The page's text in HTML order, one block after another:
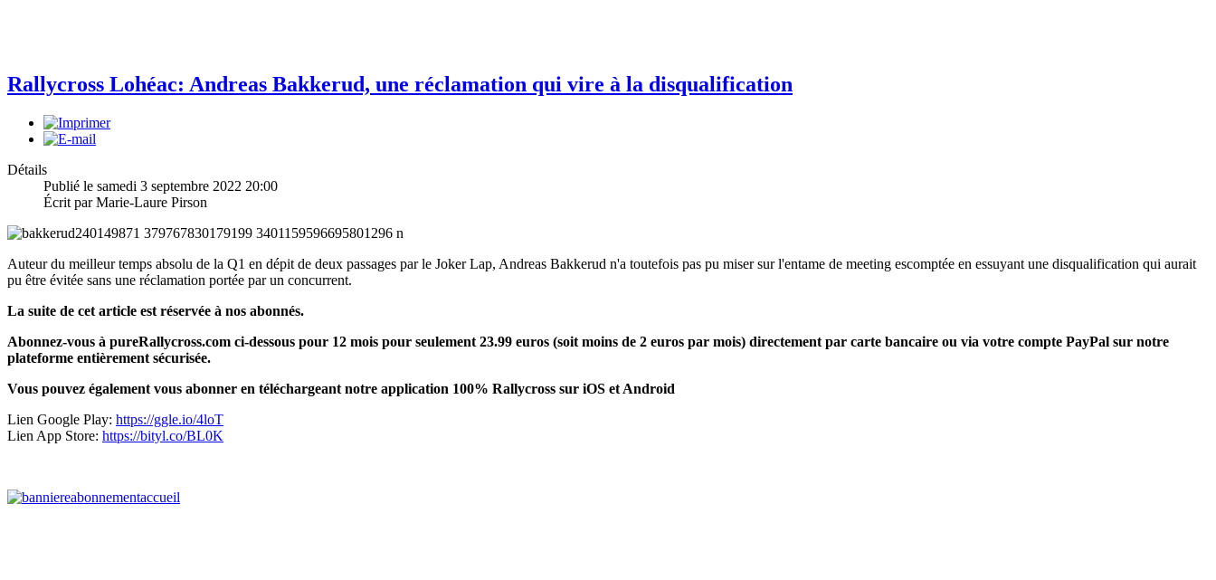
Rallycross Lohéac: Andreas Bakkerud, une réclamation qui vire à la disqualification
Détails
Publié le samedi 3 septembre 2022 20:00
Écrit par Marie-Laure Pirson
Auteur du meilleur temps absolu de la Q1 en dépit de deux passages par le Joker Lap, Andreas Bakkerud n'a toutefois pas pu miser sur l'entame de meeting escomptée en essuyant une disqualification qui aurait
pu être évitée sans une réclamation portée par un concurrent.
La suite de cet article est réservée à nos abonnés.
Abonnez-vous à pureRallycross.com ci-dessous pour 12 mois pour seulement 23.99 euros (soit moins de 2 euros par mois) directement par carte bancaire ou via votre compte PayPal sur notre
plateforme entièrement sécurisée.
Vous pouvez également vous abonner en téléchargeant notre application 100% Rallycross sur iOS et Android
Lien Google Play: https://ggle.io/4loT
Lien App Store: https://bityl.co/BL0K